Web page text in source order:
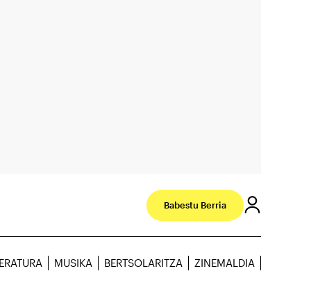
Babestu Berria
MUSIKA BERTSOLARITZA ZINEMALDIA